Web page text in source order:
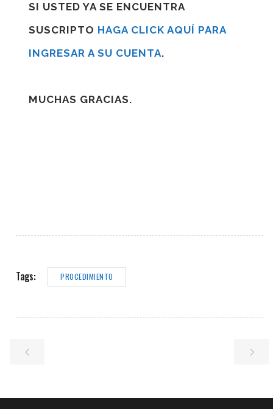
SI USTED YA SE ENCUENTRA
SUSCRIPTO HAGA CLICK AQUÍ PARA
INGRESAR A SU CUENTA.
MUCHAS GRACIAS.
Tags: PROCEDIMIENTO